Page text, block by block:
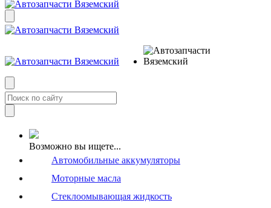
Возможно вы ищете...
Автомобильные аккумуляторы
Моторные масла
Стеклоомывающая жидкость